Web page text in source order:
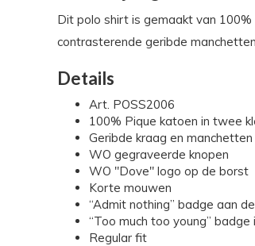
Dit polo shirt is gemaakt van
contrasterende geribde
Details
Art. POSS2006
100% Pique katoen in twee
Geribde kraag en manchetten
WO gegraveerde knopen
WO "Dove" logo op de borst
Korte mouwen
“Admit nothing” badge aan
“Too much too young” badge
Regular fit